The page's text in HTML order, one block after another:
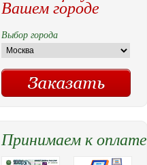
Вашем городе
Выбор города
Принимаем к оплате